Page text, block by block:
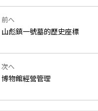
前へ
山彪鎮一號墓的歷史座標
次へ
博物館經營管理